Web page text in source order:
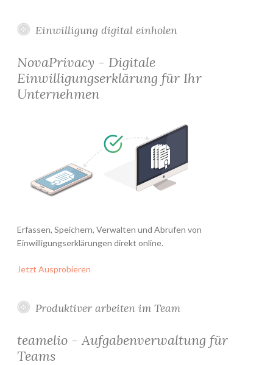
Einwilligung digital einholen
NovaPrivacy - Digitale
Einwilligungserklärung für Ihr
Unternehmen
Erfassen, Speichern, Verwalten und Abrufen von
Einwilligungserklärungen direkt online.
Jetzt Ausprobieren
Produktiver arbeiten im Team
teamelio - Aufgabenverwaltung für
Teams